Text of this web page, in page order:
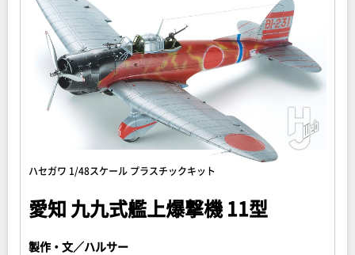
ハセガワ 1/48スケール プラスチックキット
愛知 九九式艦上爆撃機 11型
製作・文／ハルサー